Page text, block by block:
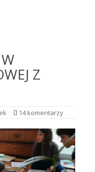
Z
14 komentarzy